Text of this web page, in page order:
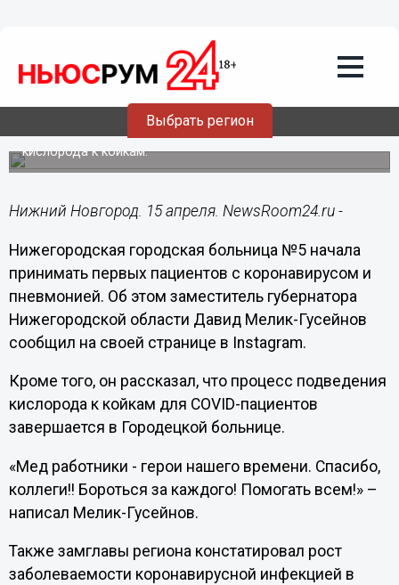
Выбрать регион
15.04.202010:15
Нижегородская больница №5 приняла
первых пациентов с коронавирусом
А в Городецкой больнице завершается процесс подвода
кислорода к койкам.
Нижний Новгород. 15 апреля. NewsRoom24.ru -
Нижегородская городская больница №5 начала
принимать первых пациентов с коронавирусом и
пневмонией. Об этом заместитель губернатора
Нижегородской области Давид Мелик-Гусейнов
сообщил на своей странице в Instagram.
Кроме того, он рассказал, что процесс подведения
кислорода к койкам для COVID-пациентов
завершается в Городецкой больнице.
«Мед работники - герои нашего времени. Спасибо,
коллеги!! Бороться за каждого! Помогать всем!» –
написал Мелик-Гусейнов.
Также замглавы региона констатировал рост
заболеваемости коронавирусной инфекцией в